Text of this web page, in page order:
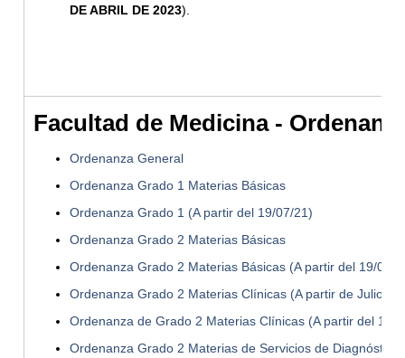
DE ABRIL DE 2023).
Facultad de Medicina -
Ordenanza General
Ordenanza Grado 1 Materias Básicas
Ordenanza Grado 1 (A partir del 19/07/21)
Ordenanza Grado 2 Materias Básicas
Ordenanza Grado 2 Materias Básicas (A partir del 19/07/
Ordenanza Grado 2 Materias Clínicas (A partir de Julio de
Ordenanza de Grado 2 Materias Clínicas (A partir del 19/
Ordenanza Grado 2 Materias de Servicios de Diagnóstico